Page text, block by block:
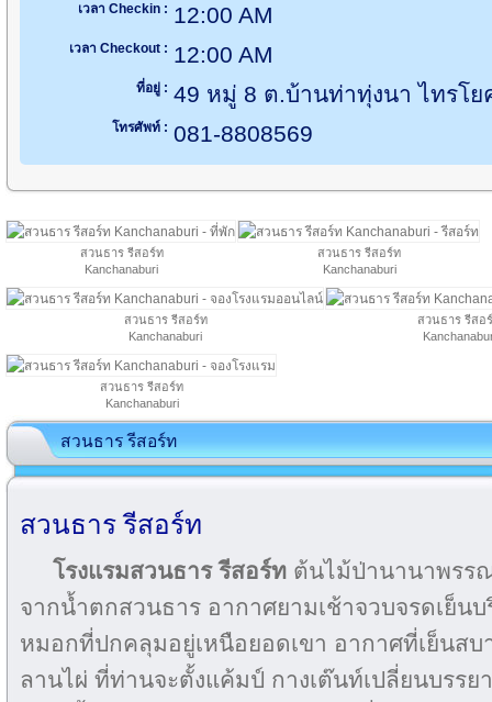
เวลา Checkin : 12:00 AM
เวลา Checkout : 12:00 AM
ที่อยู่ : 49 หมู่ 8 ต.บ้านท่าทุ่งนา ไทรโ
โทรศัพท์ : 081-8808569
สวนธาร รีสอร์ท
Kanchanaburi
สวนธาร รีสอร์ท
Kanchanaburi
สวนธาร รีสอร์ท
Kanchanaburi
สวนธาร รีสอ
สวนธาร รีสอร์ท
Kanchanaburi
สวนธาร รีสอร์ท
สวนธาร รีสอร์ท
โรงแรมสวนธาร รีสอร์ท ต้นไม้ป่านานาพรร
จากน้ำตกสวนธาร อากาศยามเช้าจวบจรดเย็น
หมอกที่ปกคลุมอยู่เหนือยอดเขา อากาศที่เย็นส
ลานไผ่ ที่ท่านจะตั้งแค้มป์ กางเต๊นท์เปลี่ยนบรรย